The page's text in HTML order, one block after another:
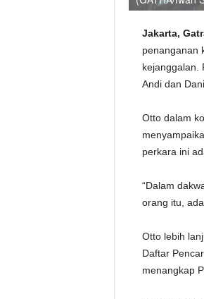
Jakarta,
penanganan
kejanggalan.
Andi dan
Otto dalam
perkara ini
“Dalam
orang itu,
Otto lebih
Daftar
menangkap